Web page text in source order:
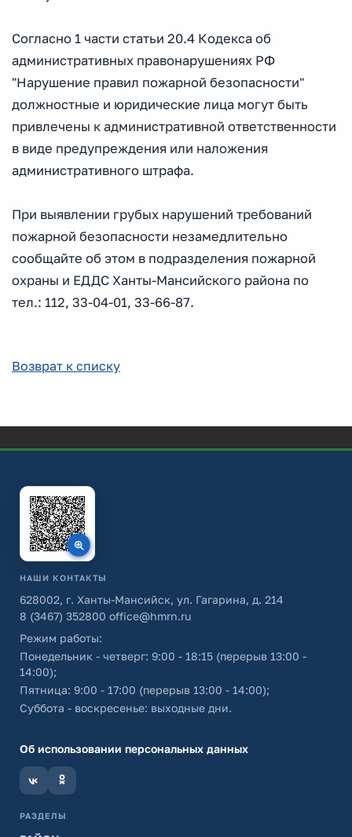
Согласно 1 части статьи 20.4 Кодекса об
административных правонарушениях РФ
"Нарушение правил пожарной безопасности"
должностные и юридические лица могут быть
привлечены к административной ответственности
в виде предупреждения или наложения
административного штрафа.
При выявлении грубых нарушений требований
пожарной безопасности незамедлительно
сообщайте об этом в подразделения пожарной
охраны и ЕДДС Ханты-Мансийского района по
тел.: 112, 33-04-01, 33-66-87.
Возврат к списку
НАШИ КОНТАКТЫ
628002, г. Ханты-Мансийск, ул. Гагарина, д. 214
8 (3467) 352800 office@hmrn.ru
Режим работы:
Понедельник - четверг: 9:00 - 18:15 (перерыв 13:00 -
14:00);
Пятница: 9:00 - 17:00 (перерыв 13:00 - 14:00);
Суббота - воскресенье: выходные дни.
Об использовании персональных данных
РАЗДЕЛЫ